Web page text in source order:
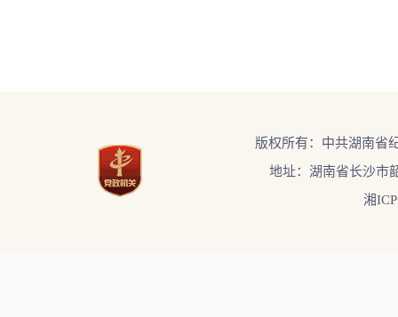
版权所有：中共湖南省
地址：湖南省长沙市
湘